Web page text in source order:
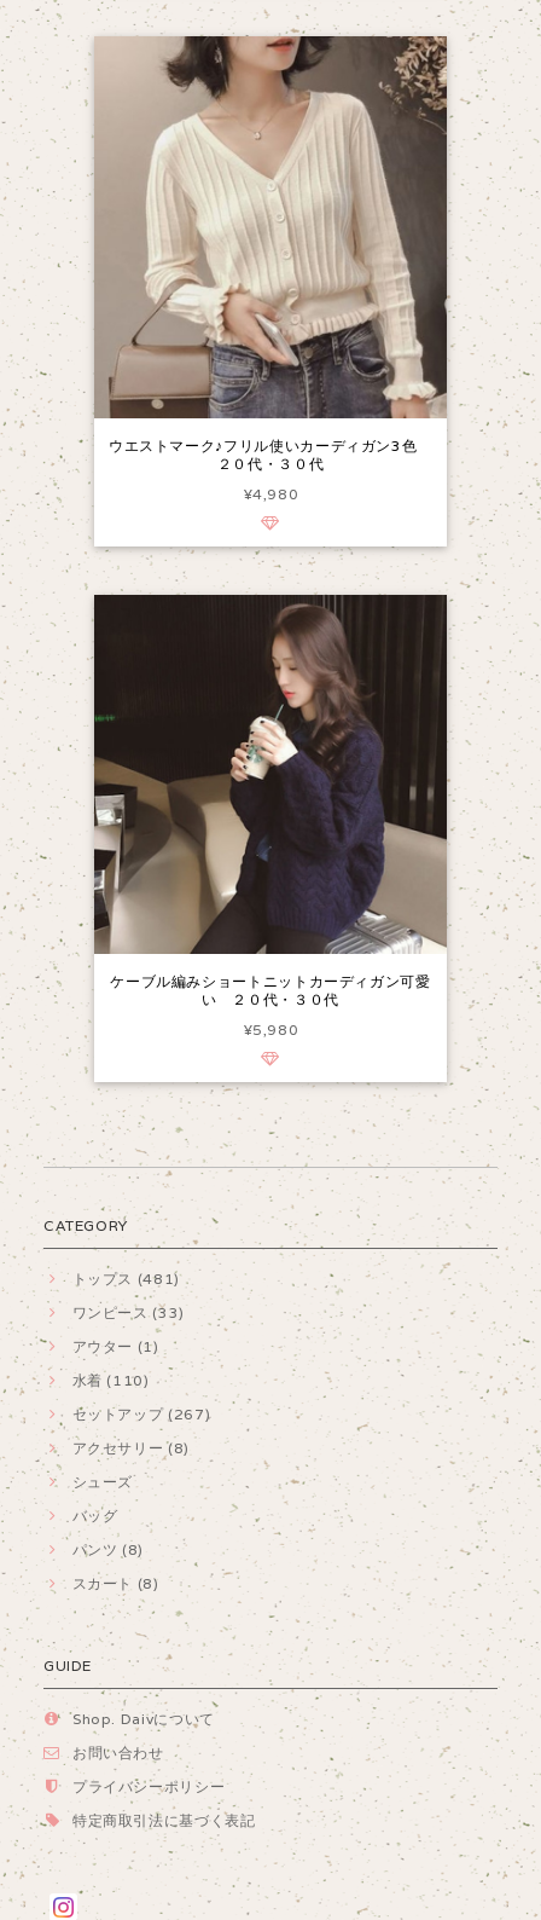
ウエストマーク♪フリル使いカーディガン3色
２０代・３０代
¥4,980
ケーブル編みショートニットカーディガン可愛
い ２０代・３０代
¥5,980
CATEGORY
トップス (481)
ワンピース (33)
アウター (1)
水着 (110)
セットアップ (267)
アクセサリー (8)
シューズ
バッグ
パンツ (8)
スカート (8)
GUIDE
Shop. Daivについて
お問い合わせ
プライバシーポリシー
特定商取引法に基づく表記